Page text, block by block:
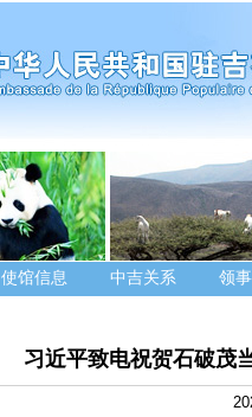
使馆信息 中吉关系 领
习近平致电祝贺石破茂